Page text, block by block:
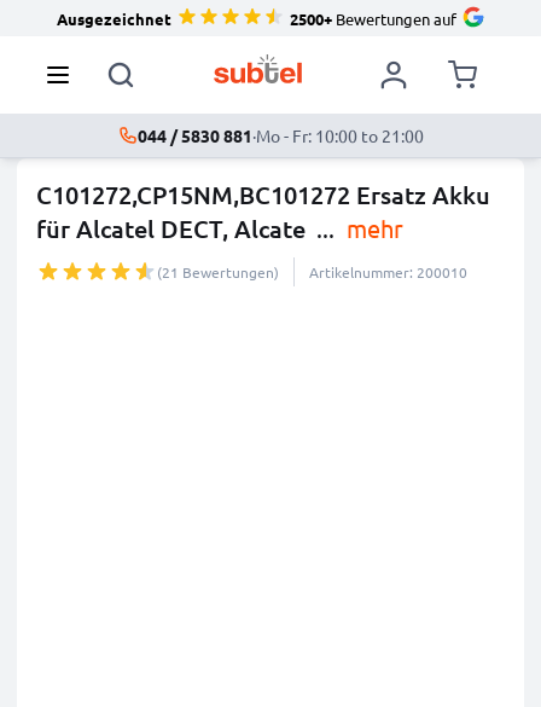
Ausgezeichnet 2500+Bewertungen auf
044 / 5830 881·Mo - Fr: 10:00 to 21:00
C101272,CP15NM,BC101272 Ersatz Akku
für Alcatel DECT, Alcate ... mehr
(21 Bewertungen) Artikelnummer: 200010